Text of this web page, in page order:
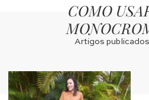
COMO
Artigos